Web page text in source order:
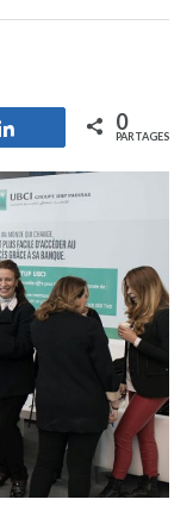
Partagez 0
PARTAGES